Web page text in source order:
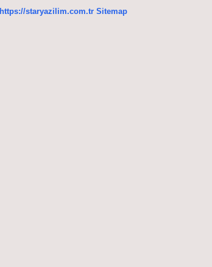
https://staryazilim.com.tr Sitemap